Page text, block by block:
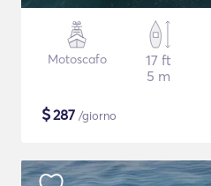
Motoscafo
17 ft
5 m
$287 /giorno